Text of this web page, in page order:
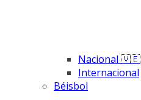
Nacional 🇻🇪
Internacional
Béisbol